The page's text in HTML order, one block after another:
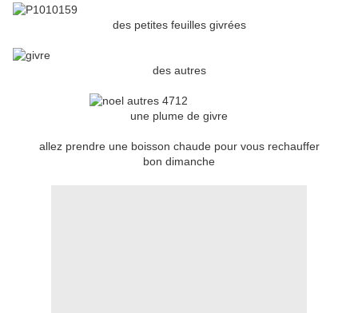
des petites feuilles givrées
des autres
une plume de givre
allez prendre une boisson chaude pour vous rechauffer
bon dimanche